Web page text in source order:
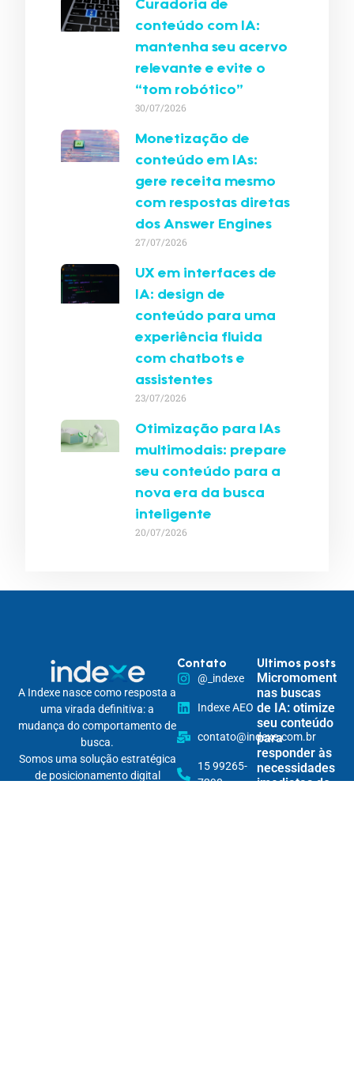
Curadoria de
conteúdo com IA:
mantenha seu acervo
relevante e evite o
“tom robótico”
30/07/2026
Monetização de
conteúdo em IAs:
gere receita mesmo
com respostas diretas
dos Answer Engines
27/07/2026
UX em interfaces de
IA: design de
conteúdo para uma
experiência fluida
com chatbots e
assistentes
23/07/2026
Otimização para IAs
multimodais: prepare
seu conteúdo para a
nova era da busca
inteligente
20/07/2026
A Indexe nasce como resposta a
uma virada definitiva: a
mudança do comportamento de
busca.
Somos uma solução estratégica
de posicionamento digital
Contato
@_indexe
Indexe AEO
contato@indexe.com.br
15 99265-
7290
Ultimos posts
Micromomentos
nas buscas
de IA: otimize
seu conteúdo
para
responder às
necessidades
imediatas do